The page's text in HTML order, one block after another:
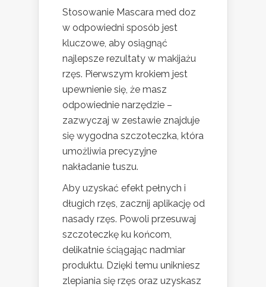
Stosowanie Mascara med doz
w odpowiedni sposób jest
kluczowe, aby osiągnąć
najlepsze rezultaty w makijażu
rzęs. Pierwszym krokiem jest
upewnienie się, że masz
odpowiednie narzędzie –
zazwyczaj w zestawie znajduje
się wygodna szczoteczka, która
umożliwia precyzyjne
nakładanie tuszu.
Aby uzyskać efekt pełnych i
długich rzęs, zacznij aplikację od
nasady rzęs. Powoli przesuwaj
szczoteczkę ku końcom,
delikatnie ściągając nadmiar
produktu. Dzięki temu unikniesz
zlepiania się rzęs oraz uzyskasz